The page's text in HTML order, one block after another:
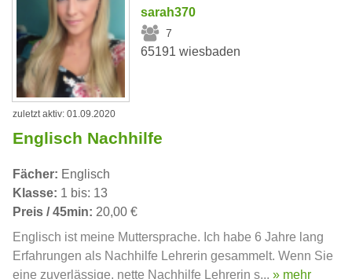
sarah370
7
65191 wiesbaden
zuletzt aktiv: 01.09.2020
Englisch Nachhilfe
Fächer: Englisch
Klasse: 1 bis: 13
Preis / 45min: 20,00 €
Englisch ist meine Muttersprache. Ich habe 6 Jahre lang
Erfahrungen als Nachhilfe Lehrerin gesammelt. Wenn Sie
eine zuverlässige, nette Nachhilfe Lehrerin s... » mehr